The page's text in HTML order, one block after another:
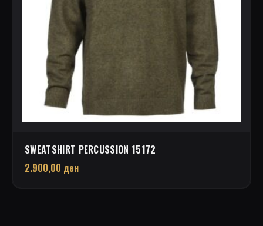
SWEATSHIRT PERCUSSION 15172
2.900,00 ден